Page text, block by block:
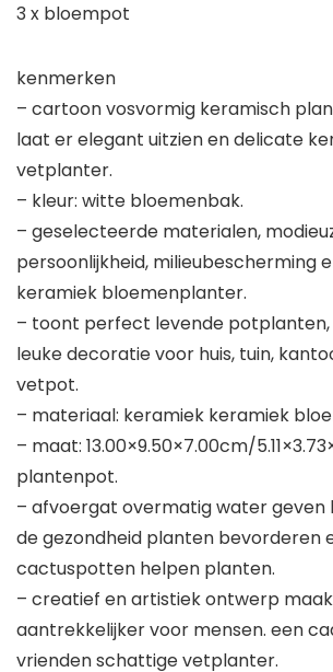
3 x bloempot
kenmerken
– cartoon vosvormig keramisch
laat er elegant uitzien en delicate
vetplanter.
– kleur: witte bloemenbak.
– geselecteerde materialen,
persoonlijkheid, milieubescherming
keramiek bloemenplanter.
– toont perfect levende potplanten,
leuke decoratie voor huis, tuin,
vetpot.
– materiaal: keramiek keramiek
– maat: 13.00×9.50×7.00cm/
plantenpot.
– afvoergat overmatig water
de gezondheid planten bevorderen
cactuspotten helpen planten.
– creatief en artistiek ontwerp
aantrekkelijker voor mensen. een
vrienden schattige vetplanter.